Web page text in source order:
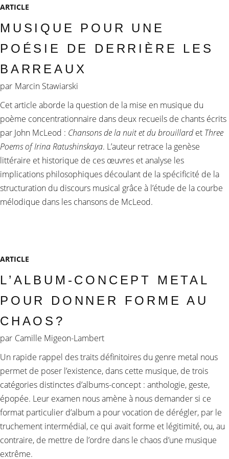
ARTICLE
MUSIQUE POUR UNE
POÉSIE DE DERRIÈRE LES
BARREAUX
par Marcin Stawiarski
Cet article aborde la question de la mise en musique du
poème concentrationnaire dans deux recueils de chants écrits
par John McLeod : Chansons de la nuit et du brouillardet Three
Poems of Irina Ratushinskaya. L’auteur retrace la genèse
littéraire et historique de ces œuvres et analyse les
implications philosophiques découlant de la spécificité de la
structuration du discours musical grâce à l’étude de la courbe
mélodique dans les chansons de McLeod.
ARTICLE
L’ALBUM-CONCEPT METAL
POUR DONNER FORME AU
CHAOS?
par Camille Migeon-Lambert
Un rapide rappel des traits définitoires du genre metal nous
permet de poser l’existence, dans cette musique, de trois
catégories distinctes d’albums-concept : anthologie, geste,
épopée. Leur examen nous amène à nous demander si ce
format particulier d’album a pour vocation de dérégler, par le
truchement intermédial, ce qui avait forme et légitimité, ou, au
contraire, de mettre de l’ordre dans le chaos d’une musique
extrême.